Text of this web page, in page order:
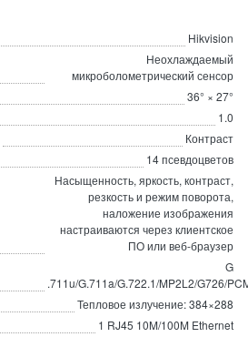
Hikvision
Неохлаждаемый
микроболометрический сенсор
36° × 27°
1.0
Контраст
14 псевдоцветов
Насыщенность, яркость, контраст,
резкость и режим поворота,
наложение изображения
настраиваются через клиентское
ПО или веб-браузер
G
.711u/G.711a/G.722.1/MP2L2/G726/
Тепловое излучение: 384×288
1 RJ45 10M/100M Ethernet